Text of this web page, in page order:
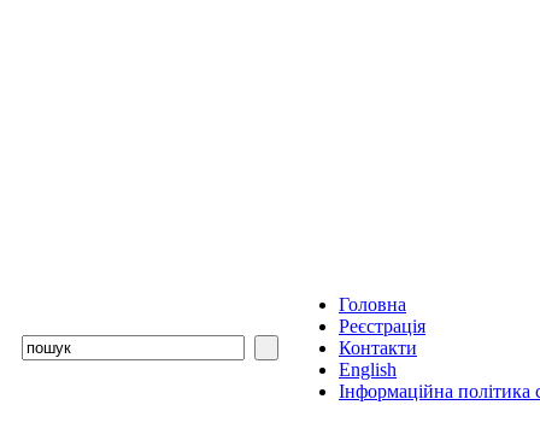
Головна
Реєстрація
Контакти
English
Інформаційна політика